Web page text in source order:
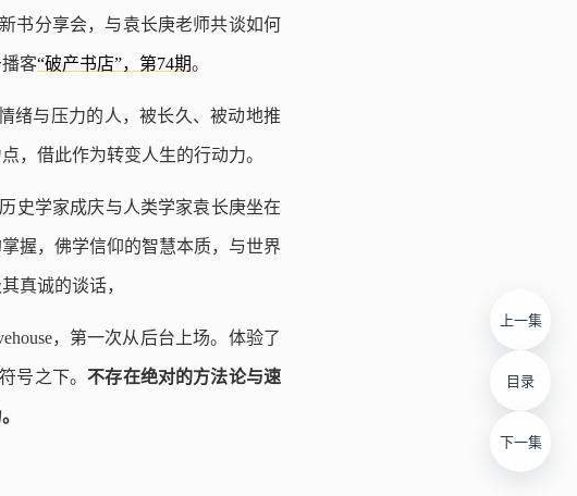
上一集
目录
下一集
书分享会，与袁长庚老师共谈如何
客“破产书店”，第74期。
绪与压力的人，被长久、被动地推
，借此作为转变人生的行动力。
史学家成庆与人类学家袁长庚坐在
握，佛学信仰的智慧本质，与世界
真诚的谈话，
，第一次从后台上场。体验了
号之下。不存在绝对的方法论与速